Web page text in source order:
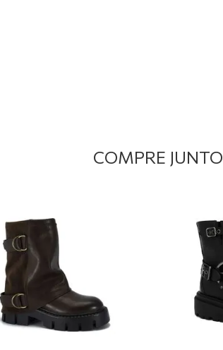
COMPRE JUNTO